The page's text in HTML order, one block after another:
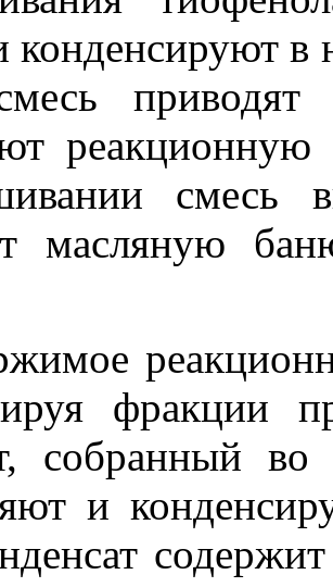
конденсируют в
масляную
собранный во
и